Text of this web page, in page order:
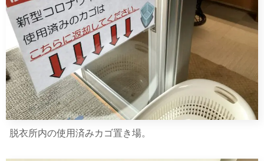
脱衣所内の使用済みカゴ置き場。